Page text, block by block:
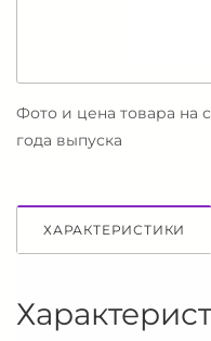
Фото и цена товара на
года выпуска
ХАРАКТЕРИСТИКИ